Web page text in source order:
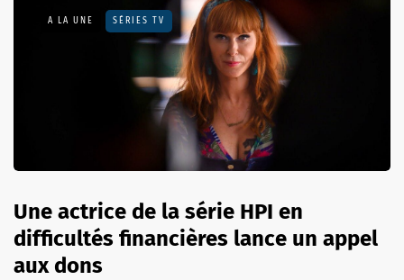
A LA UNE SÉRIES TV
Une actrice de la série HPI en
difficultés financières lance un appel
aux dons